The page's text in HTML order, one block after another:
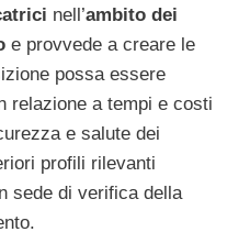
nell’ambito dei
e provvede a creare le
possa essere
relazione a tempi e costi
e salute dei
profili rilevanti
sede di verifica della